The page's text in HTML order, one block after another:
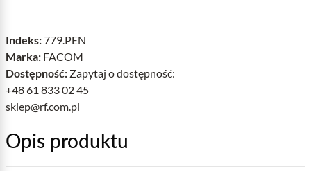
Indeks:779.PEN
Marka: FACOM
Dostępność: Zapytaj o dostępność:
+48 61 833 02 45
sklep@rf.com.pl
Opis produktu